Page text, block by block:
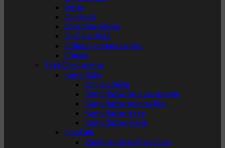
Veste
Donji veš
Sportska odjeća
Dječja odjeća
Odjeća i dodaci za kišu
Obuća
Taktička oprema
Kamuflaža
Ghille odijela
Kamuflažna boja za opremu
Kamuflažne boje za lice
Kamuflažne trake
Kamuflažne mreže
Naočale
Zaštitne (airsoft) naočale